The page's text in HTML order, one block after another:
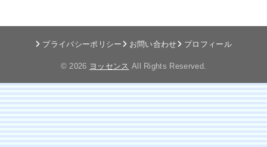
プライバシーポリシー お問い合わせ プロフィール
© 2026 ヨッセンス All Rights Reserved.